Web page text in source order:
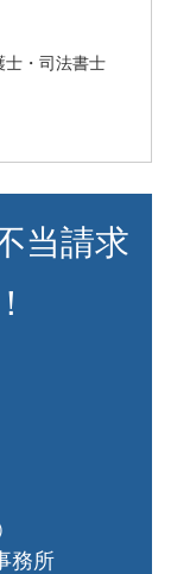
士・司法書士
当請求
務所